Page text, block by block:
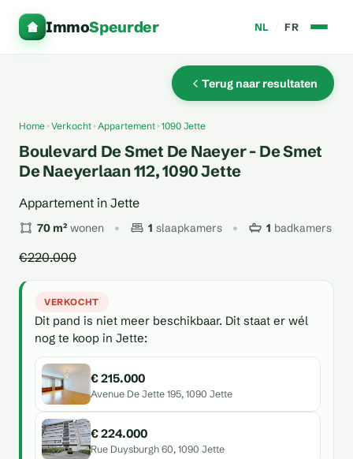
ImmoSpeurder NL FR
Terug naar resultaten
Home Verkocht Appartement 1090 Jette
Boulevard De Smet De Naeyer - De Smet
De Naeyerlaan 112, 1090 Jette
Appartement in Jette
70 m² wonen 1 slaapkamers 1 badkamers
€220.000
VERKOCHT
Dit pand is niet meer beschikbaar. Dit staat er wél
nog te koop in Jette:
€ 215.000
Avenue De Jette 195, 1090 Jette
€ 224.000
Rue Duysburgh 60, 1090 Jette